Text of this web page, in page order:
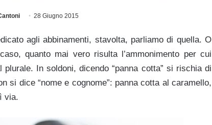
28 Giugno 2015
agli abbinamenti, stavolta, parliamo di quella. O
quanto mai vero risulta l’ammonimento per cui
In soldoni, dicendo “panna cotta” si rischia di
si dice “nome e cognome”: panna cotta al caramello,
via.